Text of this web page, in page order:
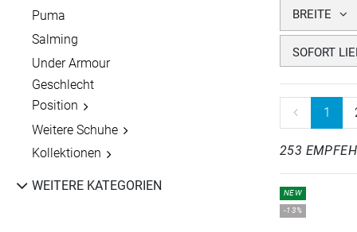
Puma
Salming
Under Armour
Geschlecht
Position
Weitere Schuhe
Kollektionen
WEITERE KATEGORIEN
BREITE
SOFORT
1
253
NEW
-13%